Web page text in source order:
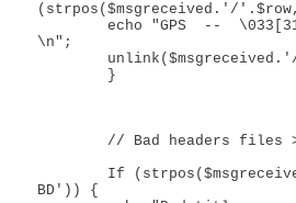
(strpos($msgreceived.'/
	echo "GPS  --  \033[31m[Ignore]\033[0m
\n";
BD')) {